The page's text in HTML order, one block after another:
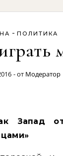
- ПОЛИТИКА
- от Модератор